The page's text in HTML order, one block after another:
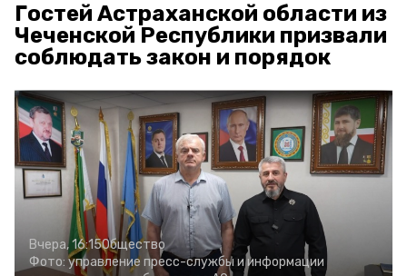
Гостей Астраханской области из
Чеченской Республики призвали
соблюдать закон и порядок
Вчера, 16:15Общество
Фото: управление пресс-службы и информации